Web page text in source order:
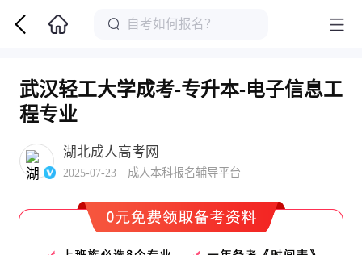
武汉轻工大学成考-专升本-电子信息工
程专业
湖北成人高考网
2025-07-23 成人本科报名辅导平台